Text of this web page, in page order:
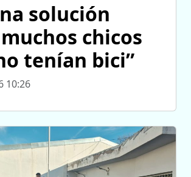
solución
chicos
tenían bici”
10:26